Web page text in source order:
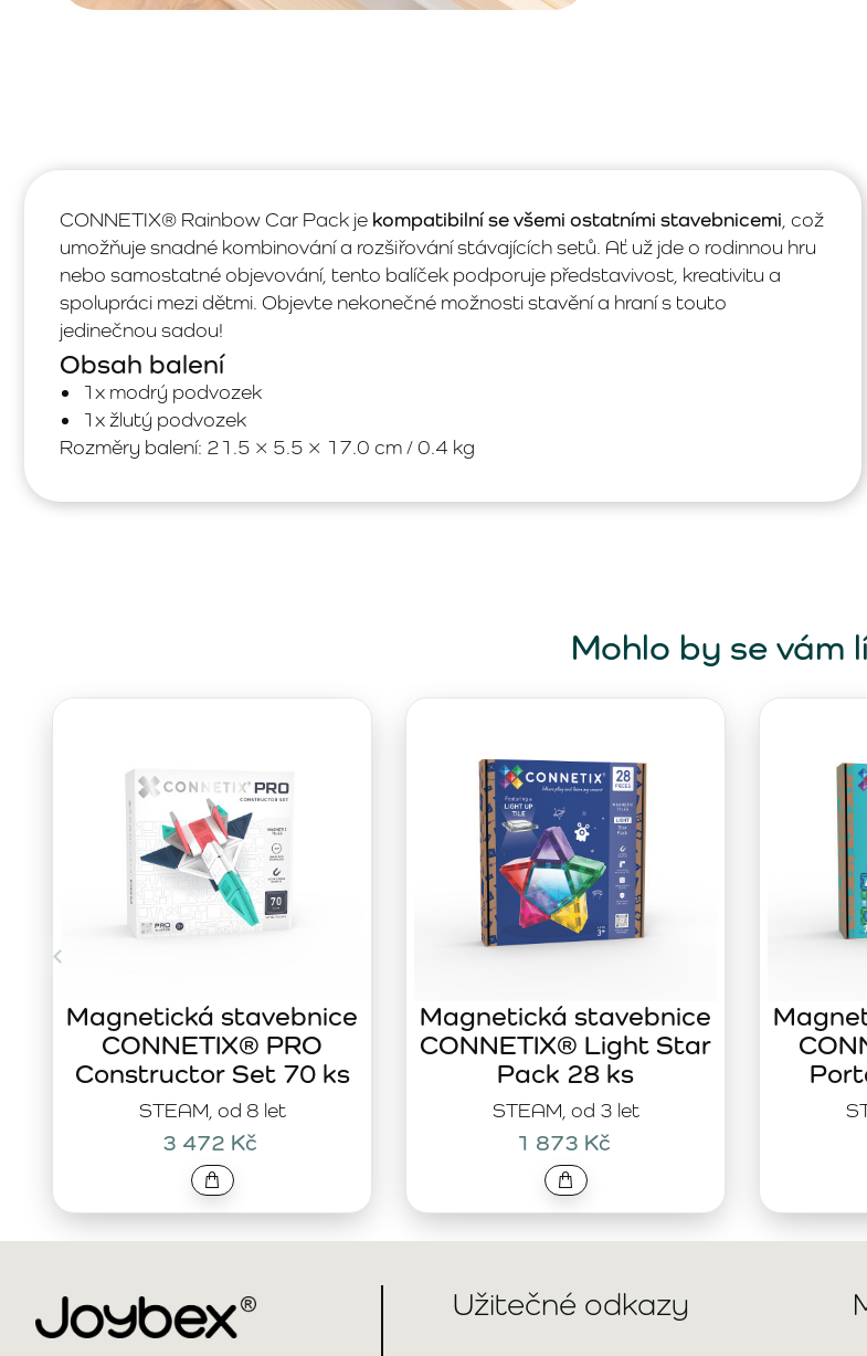
CONNETIX® Rainbow Car Pack je kompatibilní se všemi ostatními stavebnicemi, což
umožňuje snadné kombinování a rozšiřování stávajících setů. Ať už jde o rodinnou hru
nebo samostatné objevování, tento balíček podporuje představivost, kreativitu a
spolupráci mezi dětmi. Objevte nekonečné možnosti stavění a hraní s touto
jedinečnou sadou!
Obsah balení
1x modrý podvozek
1x žlutý podvozek
Rozměry balení: 21.5 × 5.5 × 17.0 cm / 0.4 kg
Mohlo by se vám
STEAM, od 8 let
Magnetická stavebnice
CONNETIX® PRO
Constructor Set 70 ks
3 472 Kč
STEAM, od 3 let
Magnetická stavebnice
CONNETIX® Light Star
Pack 28 ks
1 873 Kč
Užitečné odkazy